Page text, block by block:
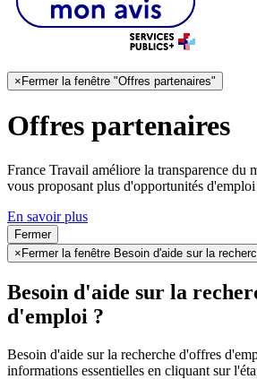
× Fermer la fenêtre "Offres partenaires"
Offres partenaires
France Travail améliore la transparence du
vous proposant plus d'opportunités d'emploi
En savoir plus
Fermer
× Fermer la fenêtre Besoin d'aide sur la
Besoin d'aide sur la
d'emploi ?
Besoin d'aide sur la recherche d'offres
informations essentielles en cliquant sur